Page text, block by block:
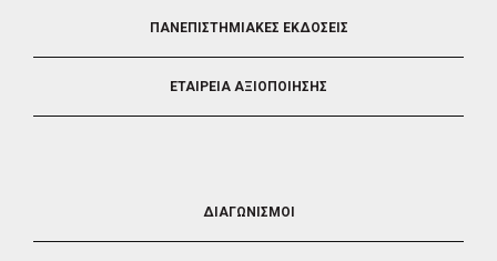
ΠΑΝΕΠΙΣΤΗΜΙΑΚΕΣ ΕΚΔΟΣΕΙΣ
ΕΤΑΙΡΕΙΑ ΑΞΙΟΠΟΙΗΣΗΣ
ΔΙΑΓΩΝΙΣΜΟΙ